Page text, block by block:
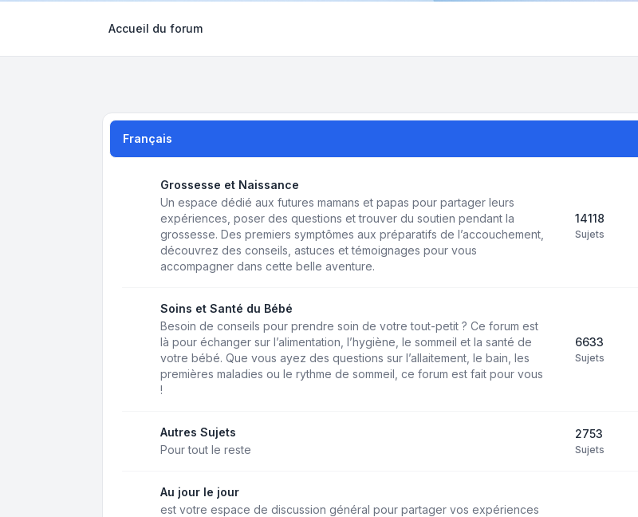
Accueil du forum
Français
Grossesse et Naissance
Un espace dédié aux futures mamans et papas pour partager leurs
expériences, poser des questions et trouver du soutien pendant la
grossesse. Des premiers symptômes aux préparatifs de l’accouchement,
découvrez des conseils, astuces et témoignages pour vous
accompagner dans cette belle aventure.
14118
Sujets
Soins et Santé du Bébé
Besoin de conseils pour prendre soin de votre tout-petit ? Ce forum est
là pour échanger sur l’alimentation, l’hygiène, le sommeil et la santé de
votre bébé. Que vous ayez des questions sur l’allaitement, le bain, les
premières maladies ou le rythme de sommeil, ce forum est fait pour vous
!
6633
Sujets
Autres Sujets
Pour tout le reste
2753
Sujets
Au jour le jour
est votre espace de discussion général pour partager vos expériences